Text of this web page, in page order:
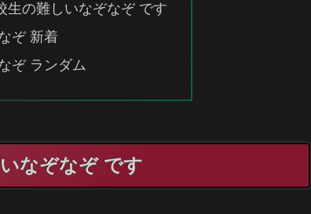
生の難しいなぞなぞ です
ぞ 新着
ぞ ランダム
なぞなぞ です